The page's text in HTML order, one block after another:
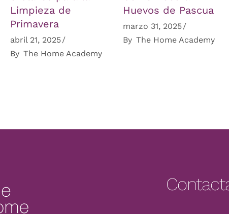
Limpieza de
Primavera
abril 21, 2025
By The Home Academy
Huevos de Pascua
marzo 31, 2025
By The Home Academy